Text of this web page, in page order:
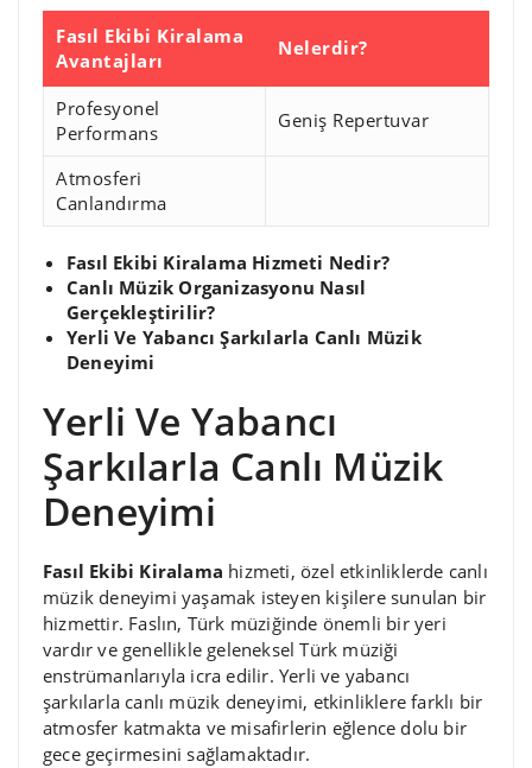
Fasıl Ekibi Kiralama
Avantajları
Nelerdir?
Profesyonel
Performans
Geniş Repertuvar
Atmosferi
Canlandırma
Fasıl Ekibi Kiralama Hizmeti Nedir?
Canlı Müzik Organizasyonu Nasıl
Gerçekleştirilir?
Yerli Ve Yabancı Şarkılarla Canlı Müzik
Deneyimi
Yerli Ve Yabancı
Şarkılarla Canlı Müzik
Deneyimi
Fasıl Ekibi Kiralama hizmeti, özel etkinliklerde canlı
müzik deneyimi yaşamak isteyen kişilere sunulan bir
hizmettir. Faslın, Türk müziğinde önemli bir yeri
vardır ve genellikle geleneksel Türk müziği
enstrümanlarıyla icra edilir. Yerli ve yabancı
şarkılarla canlı müzik deneyimi, etkinliklere farklı bir
atmosfer katmakta ve misafirlerin eğlence dolu bir
gece geçirmesini sağlamaktadır.